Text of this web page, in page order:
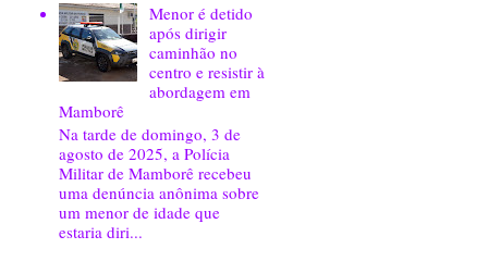
Menor é detido
após dirigir
caminhão no
centro e resistir à
abordagem em
Mamborê
Na tarde de domingo, 3 de
agosto de 2025, a Polícia
Militar de Mamborê recebeu
uma denúncia anônima sobre
um menor de idade que
estaria diri...